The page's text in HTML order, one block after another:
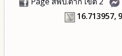
16.713957,